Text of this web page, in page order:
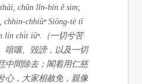
chûn lîn-bín ê sim;
chhin-chhiūⁿ Siōng-tè tī
lín chi̍t iūⁿ.（一切兮苦
喧嚷、毀謗，以及一切
中間除去；閣着用仁慈
心，大家相赦免，親像